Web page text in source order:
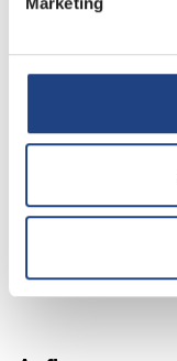
Servolenkung
Wegfahrsperre